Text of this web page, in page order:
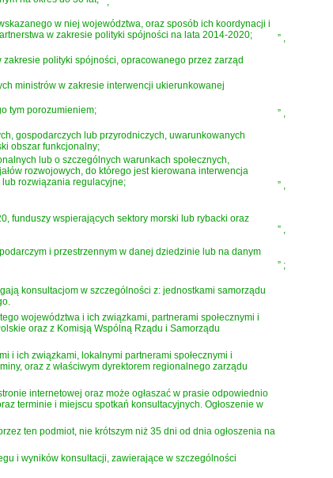
w niej województwa, oraz sposób ich koordynacji i
w zakresie polityki spójności na lata 2014-2020;
” ,
polityki spójności, opracowanego przez zarząd
ministrów w zakresie interwencji ukierunkowanej
tym porozumieniem; ”
gospodarczych lub przyrodniczych, uwarunkowanych
obszar funkcjonalny;
lub o szczególnych warunkach społecznych,
rozwojowych, do którego jest kierowana interwencja
lub rozwiązania regulacyjne;
” ,
funduszy wspierających sektory morski lub rybacki oraz
” ,
i przestrzennym w danej dziedzinie lub na danym
” ;
konsultacjom w szczególności z: jednostkami samorządu
województwa i ich związkami, partnerami społecznymi i
oraz z Komisją Wspólną Rządu i Samorządu
i ich związkami, lokalnymi partnerami społecznymi i
oraz z właściwym dyrektorem regionalnego zarządu
internetowej oraz może ogłaszać w prasie odpowiednio
terminie i miejscu spotkań konsultacyjnych. Ogłoszenie w
ten podmiot, nie krótszym niż 35 dni od dnia ogłoszenia na
i wyników konsultacji, zawierające w szczególności